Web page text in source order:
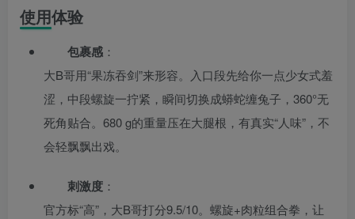
使用体验
包裹感 ：
大B哥用“果冻吞剑”来形容。入口段先给你一点少女式羞
涩，中段螺旋一拧紧，瞬间切换成蟒蛇缠兔子，360°无
死角贴合。680 g的重量压在大腿根，有真实“人味”，不
会轻飘飘出戏。
刺激度 ：
官方标“高”，大B哥打分9.5/10。螺旋+肉粒组合拳，让